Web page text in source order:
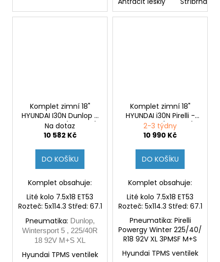
Komplet zimní 18"
HYUNDAI I30N Dunlop -
stříbrný disk (Originál)
Na dotaz
10 582 Kč
DO KOŠÍKU
Komplet obsahuje:
Lité kolo 7.5x18 ET53
Rozteč: 5x114.3 Střed: 67.1
Pneumatika: Dunlop,
Wintersport 5 , 225/40R
18 92V M+S XL
Hyundai TPMS ventilek
Komplet zimní 18"
HYUNDAI i30N Pirelli -
černý disk (Originál)
2-3 týdny
10 990 Kč
DO KOŠÍKU
Komplet obsahuje:
Lité kolo 7.5x18 ET53
Rozteč: 5x114.3 Střed: 67.1
Pneumatika: Pirelli
Powergy Winter 225/40/
R18 92V XL 3PMSF M+S
Hyundai TPMS ventilek